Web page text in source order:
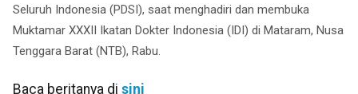
Seluruh Indonesia (PDSI), saat menghadiri dan membuka
Muktamar XXXII Ikatan Dokter Indonesia (IDI) di Mataram, Nusa
Tenggara Barat (NTB), Rabu.
Baca beritanya di sini